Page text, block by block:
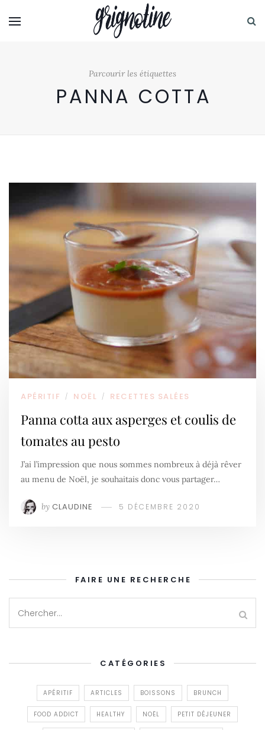
Parcourir les étiquettes
PANNA COTTA
APÉRITIF / NOËL / RECETTES SALÉES
Panna cotta aux asperges et coulis de
tomates au pesto
J’ai l’impression que nous sommes nombreux à déjà rêver
au menu de Noël, je souhaitais donc vous partager…
by CLAUDINE 5 DÉCEMBRE 2020
FAIRE UNE RECHERCHE
CATÉGORIES
APÉRITIF ARTICLES BOISSONS BRUNCH
FOOD ADDICT HEALTHY NOËL PETIT DÉJEUNER